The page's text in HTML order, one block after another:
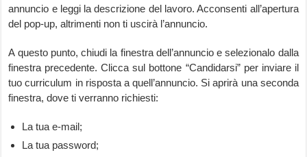
annuncio e leggi la descrizione del lavoro. Acconsenti all’apertura
del pop-up, altrimenti non ti uscirà l’annuncio.
A questo punto, chiudi la finestra dell’annuncio e selezionalo dalla
finestra precedente. Clicca sul bottone “Candidarsi” per inviare il
tuo curriculum in risposta a quell’annuncio. Si aprirà una seconda
finestra, dove ti verranno richiesti:
La tua e-mail;
La tua password;